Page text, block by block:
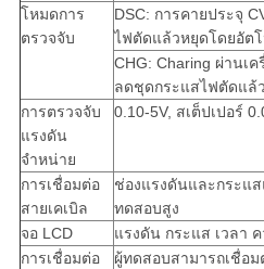
โหมดการ
ตรวจจับ
DSC: การคายประจุ
ไฟตัดแล้วหยุดโดยอัต
CHG: Charing ผ่านเ
ลดชุดกระแสไฟตัดแล้
การตรวจจับ
แรงดัน
จำหน่าย
0.10-5V, สเต็ปเปอร์
การเชื่อมต่อ
สายเคเบิล
ช่องแรงดันและกระแ
ทดสอบสูง
จอ LCD
แรงดัน กระแส เวลา
การเชื่อมต่อ
ผู้ทดสอบสามารถเชื่อ